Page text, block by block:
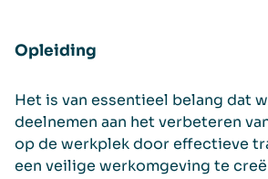
Opleiding
Het is van essentieel belang dat
deelnemen aan het verbeteren
op de werkplek door effectieve
een veilige werkomgeving te